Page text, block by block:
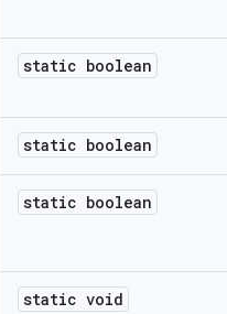
static boolean
static boolean
static boolean
static void